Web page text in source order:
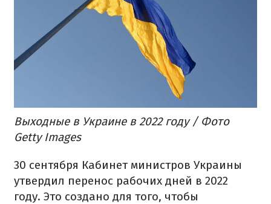
Выходные в Украине в 2022 году / Фото
Getty Images
30 сентября Кабинет министров Украины
утвердил перенос рабочих дней в 2022
году. Это создано для того, чтобы